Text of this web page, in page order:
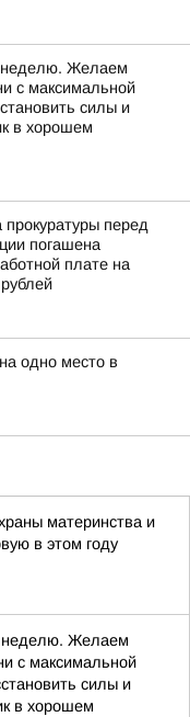
Желаем
с максимальной
силы и
в хорошем
перед
погашена
плате на
одно место в
материнства и
в этом году
Желаем
с максимальной
силы и
в хорошем